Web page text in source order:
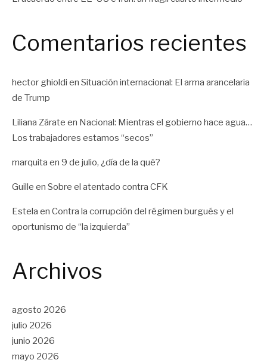
Comentarios recientes
hector ghioldi en Situación internacional: El arma arancelaria
de Trump
Liliana Zárate en Nacional: Mientras el gobierno hace agua…
Los trabajadores estamos “secos”
marquita en 9 de julio, ¿día de la qué?
Guille en Sobre el atentado contra CFK
Estela en Contra la corrupción del régimen burgués y el
oportunismo de “la izquierda”
Archivos
agosto 2026
julio 2026
junio 2026
mayo 2026